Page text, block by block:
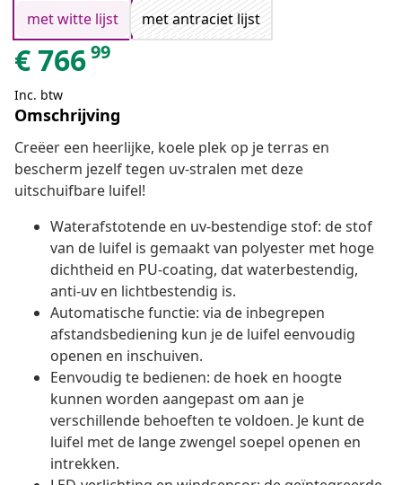
met witte lijst
met antraciet lijst
€76699
Inc. btw
Omschrijving
Creëer een heerlijke, koele plek op je terras en
bescherm jezelf tegen uv-stralen met deze
uitschuifbare luifel!
Waterafstotende en uv-bestendige stof: de stof
van de luifel is gemaakt van polyester met hoge
dichtheid en PU-coating, dat waterbestendig,
anti-uv en lichtbestendig is.
Automatische functie: via de inbegrepen
afstandsbediening kun je de luifel eenvoudig
openen en inschuiven.
Eenvoudig te bedienen: de hoek en hoogte
kunnen worden aangepast om aan je
verschillende behoeften te voldoen. Je kunt de
luifel met de lange zwengel soepel openen en
intrekken.